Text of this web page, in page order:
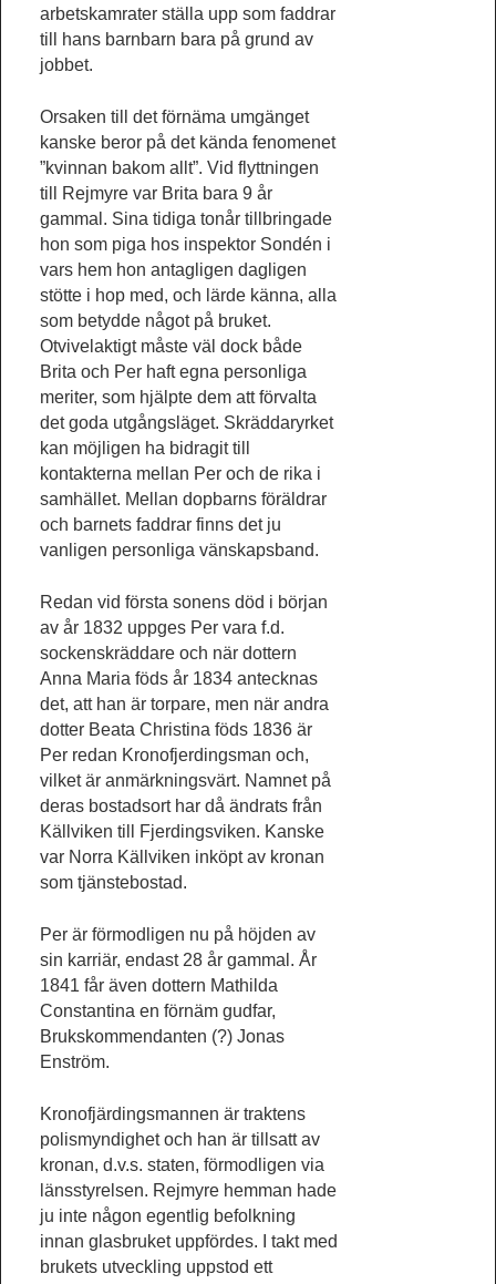
arbetskamrater ställa upp som faddrar
till hans barnbarn bara på grund av
jobbet.
Orsaken till det förnäma umgänget
kanske beror på det kända fenomenet
”kvinnan bakom allt”. Vid flyttningen
till Rejmyre var Brita bara 9 år
gammal. Sina tidiga tonår tillbringade
hon som piga hos inspektor Sondén i
vars hem hon antagligen dagligen
stötte i hop med, och lärde känna, alla
som betydde något på bruket.
Otvivelaktigt måste väl dock både
Brita och Per haft egna personliga
meriter, som hjälpte dem att förvalta
det goda utgångsläget. Skräddaryrket
kan möjligen ha bidragit till
kontakterna mellan Per och de rika i
samhället. Mellan dopbarns föräldrar
och barnets faddrar finns det ju
vanligen personliga vänskapsband.
Redan vid första sonens död i början
av år 1832 uppges Per vara f.d.
sockenskräddare och när dottern
Anna Maria föds år 1834 antecknas
det, att han är torpare, men när andra
dotter Beata Christina föds 1836 är
Per redan Kronofjerdingsman och,
vilket är anmärkningsvärt. Namnet på
deras bostadsort har då ändrats från
Källviken till Fjerdingsviken. Kanske
var Norra Källviken inköpt av kronan
som tjänstebostad.
Per är förmodligen nu på höjden av
sin karriär, endast 28 år gammal. År
1841 får även dottern Mathilda
Constantina en förnäm gudfar,
Brukskommendanten (?) Jonas
Enström.
Kronofjärdingsmannen är traktens
polismyndighet och han är tillsatt av
kronan, d.v.s. staten, förmodligen via
länsstyrelsen. Rejmyre hemman hade
ju inte någon egentlig befolkning
innan glasbruket uppfördes. I takt med
brukets utveckling uppstod ett